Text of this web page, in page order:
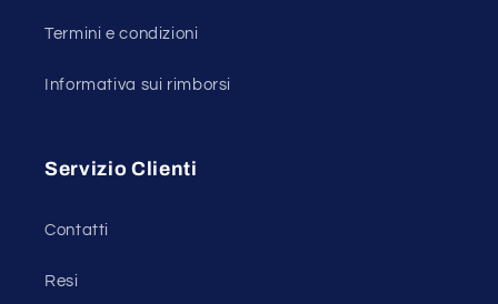
Termini e condizioni
Informativa sui rimborsi
Servizio Clienti
Contatti
Resi